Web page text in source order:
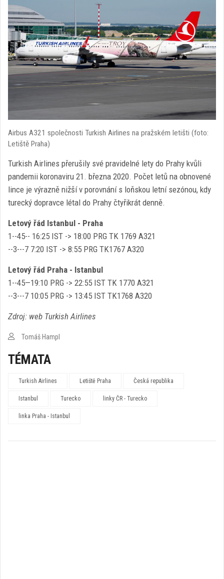
Airbus A321 společnosti Turkish Airlines na pražském letišti (foto:
Letiště Praha)
Turkish Airlines přerušily své pravidelné lety do Prahy kvůli
pandemii koronaviru 21. března 2020. Počet letů na obnovené
lince je výrazně nižší v porovnání s loňskou letní sezónou, kdy
turecký dopravce létal do Prahy čtyřikrát denně.
Letový řád Istanbul - Praha
1--45-- 16:25 IST -> 18:00 PRG TK 1769 A321
--3---7 7:20 IST -> 8:55 PRG TK1767 A320
Letový řád Praha - Istanbul
1--45—19:10 PRG -> 22:55 IST TK 1770 A321
--3---7 10:05 PRG -> 13:45 IST TK1768 A320
Zdroj: web Turkish Airlines
Tomáš Hampl
TÉMATA
Turkish Airlines Letiště Praha Česká republika
Istanbul Turecko linky ČR - Turecko
linka Praha - Istanbul